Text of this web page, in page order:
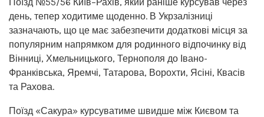
день, тепер ходитиме щоденно. В Укрзалізниці
зазначають, що це має забезпечити додаткові місця за
популярним напрямком для родинного відпочинку від
Вінниці, Хмельницького, Тернополя до Івано-
Франківська, Яремчі, Татарова, Ворохти, Ясіні, Квасів
та Рахова.
Поїзд «Сакура» курсуватиме швидше між Києвом та